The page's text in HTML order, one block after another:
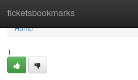
ticketsbookmarks
Home
Home
1